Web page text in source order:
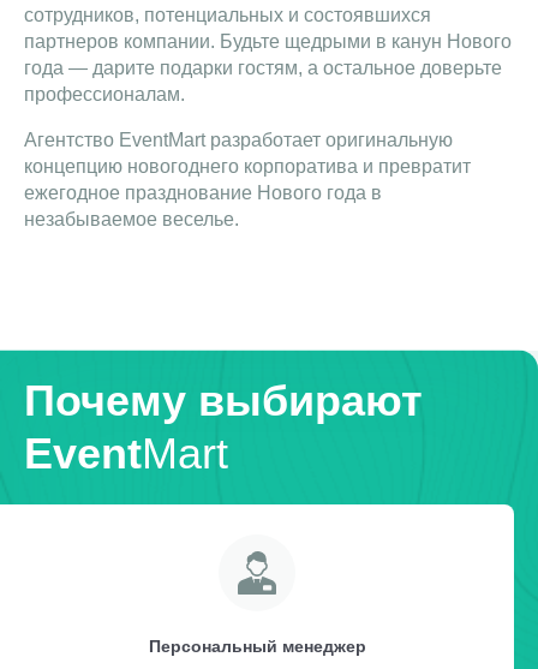
сотрудников, потенциальных и состоявшихся
партнеров компании. Будьте щедрыми в канун Нового
года — дарите подарки гостям, а остальное доверьте
профессионалам.
Агентство EventMart разработает оригинальную
концепцию новогоднего корпоратива и превратит
ежегодное празднование Нового года в
незабываемое веселье.
Почему выбирают
EventMart
Персональный менеджер